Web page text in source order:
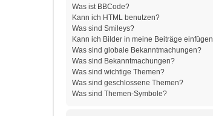
Was ist BBCode?
Kann ich HTML benutzen?
Was sind Smileys?
Kann ich Bilder in meine Beiträge
Was sind globale Bekanntmachungen?
Was sind Bekanntmachungen?
Was sind wichtige Themen?
Was sind geschlossene Themen?
Was sind Themen-Symbole?